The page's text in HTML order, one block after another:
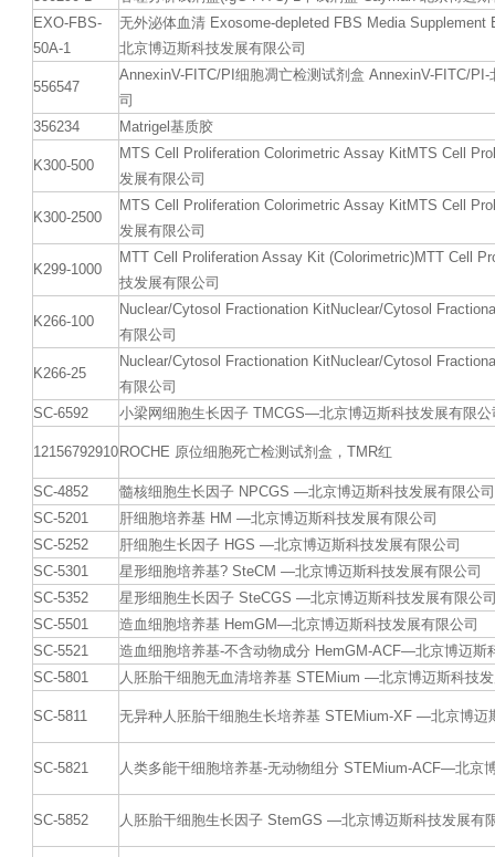
EXO-FBS-
50A-1
无外泌体血清 Exosome-depleted FBS Media Supplement
北京博迈斯科技发展有限公司
556547
AnnexinV-FITC/PI细胞凋亡检测试剂盒 AnnexinV-FITC/
司
356234
Matrigel基质胶
K300-500
MTS Cell Proliferation Colorimetric Assay KitMTS Cell
发展有限公司
K300-2500
MTS Cell Proliferation Colorimetric Assay KitMTS Cell
发展有限公司
K299-1000
MTT Cell Proliferation Assay Kit (Colorimetric)MTT Cell
技发展有限公司
K266-100
Nuclear/Cytosol Fractionation KitNuclear/Cytosol
有限公司
K266-25
Nuclear/Cytosol Fractionation KitNuclear/Cytosol
有限公司
SC-6592
小梁网细胞生长因子 TMCGS—北京博迈斯科技发展有限公
12156792910 ROCHE 原位细胞死亡检测试剂盒，TMR红
SC-4852
髓核细胞生长因子 NPCGS —北京博迈斯科技发展有限公司
SC-5201
肝细胞培养基 HM —北京博迈斯科技发展有限公司
SC-5252
肝细胞生长因子 HGS —北京博迈斯科技发展有限公司
SC-5301
星形细胞培养基? SteCM —北京博迈斯科技发展有限公司
SC-5352
星形细胞生长因子 SteCGS —北京博迈斯科技发展有限公
SC-5501
造血细胞培养基 HemGM—北京博迈斯科技发展有限公司
SC-5521
造血细胞培养基-不含动物成分 HemGM-ACF—北京博迈斯
SC-5801
人胚胎干细胞无血清培养基 STEMium —北京博迈斯科技
SC-5811 无异种人胚胎干细胞生长培养基 STEMium-XF —北京博迈
SC-5821 人类多能干细胞培养基-无动物组分 STEMium-ACF—北京
SC-5852 人胚胎干细胞生长因子 StemGS —北京博迈斯科技发展有